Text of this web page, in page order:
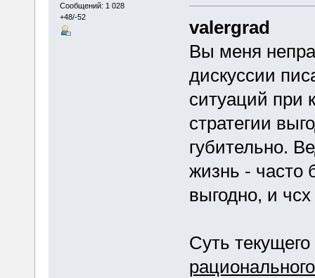
Сообщений: 1 028
+48/-52
valergrad
Вы меня
дискуссии
ситуаций при
стратегии
губительно.
жизнь - часто
выгодно, и
Суть